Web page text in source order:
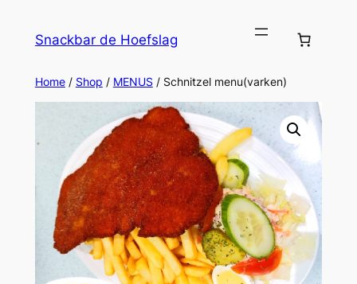
inhoud
Snackbar de Hoefslag
Home/ Shop / MENUS/ Schnitzel menu(varken)